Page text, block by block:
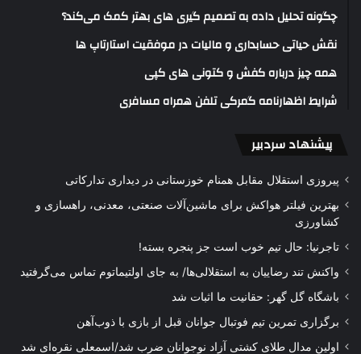
چگونه تحلیل داده به تصمیم گیری های بهتر کمک می‌کند؟
نقش حیاتی حسابداری و مالیات در موفقیت استارتاپ ها
همه چیز درباره کفش و کتونی های کپی
شرایط اظهارنامه گمرکی تلفن همراه مسافری
پیشنهاد سردبیر
پیروزی استقلال مقابل همنام خوزستانی در دیداری تدارکاتی
بهترین فیلتر هواکش برای ماشین‌آلات صنعتی، معدنی، راهسازی و
کشاورزی
تاجرنیا: حال تیم خوب است جز پنجره بسته!
واکنش تند رضاییان به استقلالی‌ها/ به جای اولتیماتوم تماس می‌گرفتید
باشگاه گل گهر: حقانیت ما اثبات شد
برگزاری تمرین تیم فوتبال جوانان قبل از بازی با ذوب‌آهن
اولین مدال طلای کشتی آزاد نوجوانان ضرب شد/اسمعلی نقره‌ای شد